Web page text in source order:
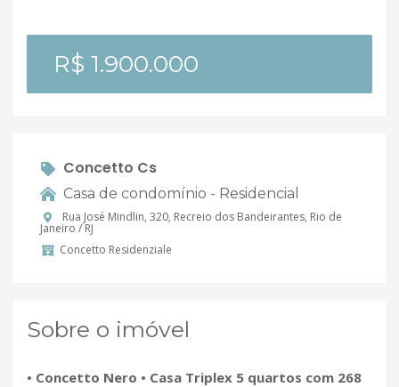
R$ 1.900.000
Concetto Cs
Casa de condomínio - Residencial
Rua José Mindlin, 320, Recreio dos Bandeirantes, Rio de
Janeiro / RJ
Concetto Residenziale
Sobre o imóvel
• Concetto Nero • Casa Triplex 5 quartos com 268